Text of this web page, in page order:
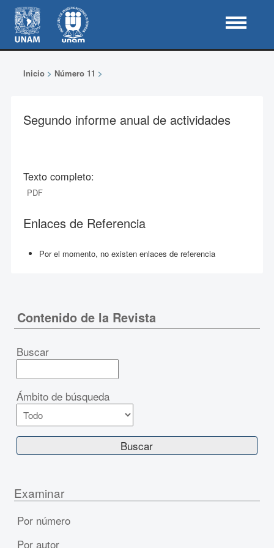
Inicio> Número 11 >
Segundo informe anual de actividades
Texto completo:
PDF
Enlaces de Referencia
Por el momento, no existen enlaces de referencia
Contenido de la Revista
Buscar
Ámbito de búsqueda
Examinar
Por número
Por autor